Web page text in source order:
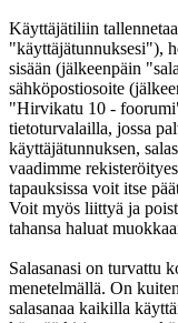
Käyttäjätiliin
"käyttäjätunnuksesi"),
sisään (jälkeenpäin
sähköpostiosoite
"Hirvikatu 10 -
tietoturvalailla, jossa
käyttäjätunnuksen,
vaadimme
tapauksissa voit itse
Voit myös liittyä ja
tahansa haluat
Salasanasi on turvattu
menetelmällä. On
salasanaa kaikilla